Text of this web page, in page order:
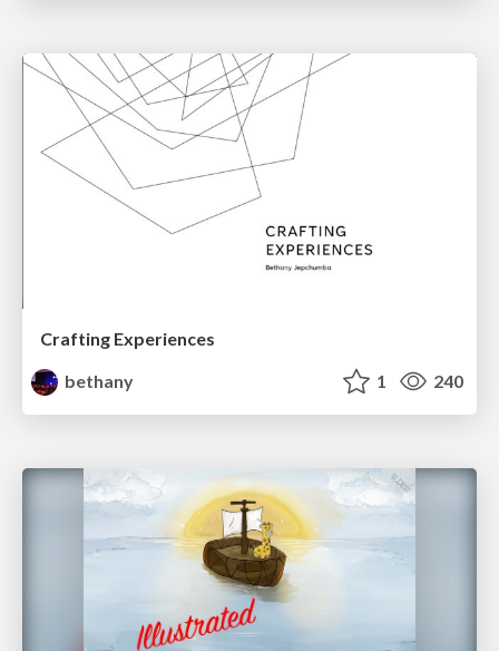
Crafting Experiences
bethany
1 240